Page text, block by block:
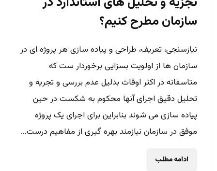
سازمان مطرح کنیم؟
نیازسنجی، تعریف، طراحی و پیاده سازی هر پروژه ای در
سازمان ها از اولویت بسزایی برخوردار ست که
متاسفانه در اکثر اوقات بدلیل عدم بررسی و تجریه و
تحلیل دقیق اجرای آنها محکوم به شکست در حین
پیاده سازی می شوند بنابراین برای اجرای یک پروژه
موفق در سازمان نیازمند بهره گیری از مفاهیم درست...
ادامه مطلب